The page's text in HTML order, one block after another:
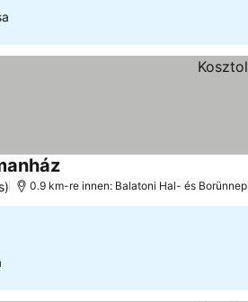
Árak megjelenítése
0.9 km-re innen: Balatoni Hal- és Borünnep